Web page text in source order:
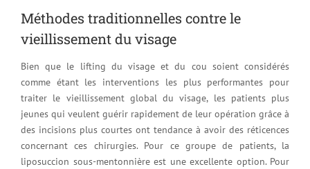
Méthodes traditionnelles contre le
vieillissement du visage
Bien que le lifting du visage et du cou soient considérés
comme étant les interventions les plus performantes pour
traiter le vieillissement global du visage, les patients plus
jeunes qui veulent guérir rapidement de leur opération grâce à
des incisions plus courtes ont tendance à avoir des réticences
concernant ces chirurgies. Pour ce groupe de patients, la
liposuccion sous-mentonnière est une excellente option. Pour